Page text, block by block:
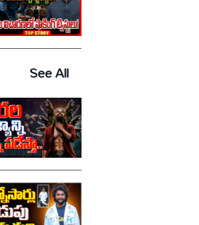
See All